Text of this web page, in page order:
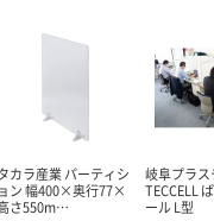
カラ産業 パーティシ
ョン 幅400×奥行77×
さ550m…
岐阜プラ
TECCELL
ール L型